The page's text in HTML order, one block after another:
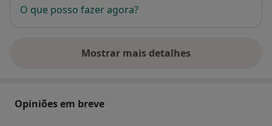
O que posso fazer agora?
Mostrar mais detalhes
sobre o endereço
Opiniões em breve